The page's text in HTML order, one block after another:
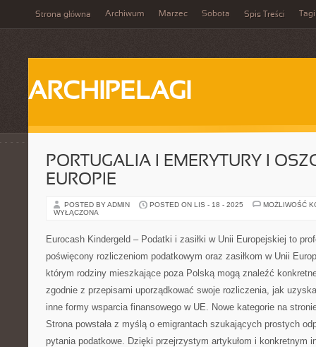
Strona główna Archiwum Marzec Sobota Spis Treści Tagi
ARCHIPELAGI
PORTUGALIA I EMERYTURY I
EUROPIE
POSTED BY ADMIN POSTED ON LIS - 18 - 2025
MOŻLIWOŚĆ
WYŁĄCZONA
Eurocash Kindergeld – Podatki i zasiłki w Unii Europejskiej to
poświęcony rozliczeniom podatkowym oraz zasiłkom w Unii
którym rodziny mieszkające poza Polską mogą znaleźć
zgodnie z przepisami uporządkować swoje rozliczenia, jak
inne formy wsparcia finansowego w UE. Nowe kategorie na
Strona powstała z myślą o emigrantach szukających prostych
pytania podatkowe. Dzięki przejrzystym artykułom i konkretnym